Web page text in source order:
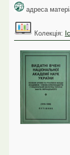
адреса
Колекція: